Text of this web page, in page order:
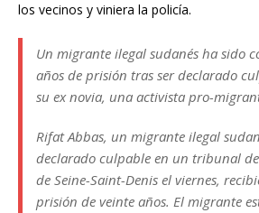
los vecinos y viniera la policía.
Un migrante ilegal sudanés ha sido
años de prisión tras ser declarado
su ex novia, una activista pro-
Rifat Abbas, un migrante ilegal
declarado culpable en un tribunal
de Seine-Saint-Denis el viernes,
prisión de veinte años. El migrante